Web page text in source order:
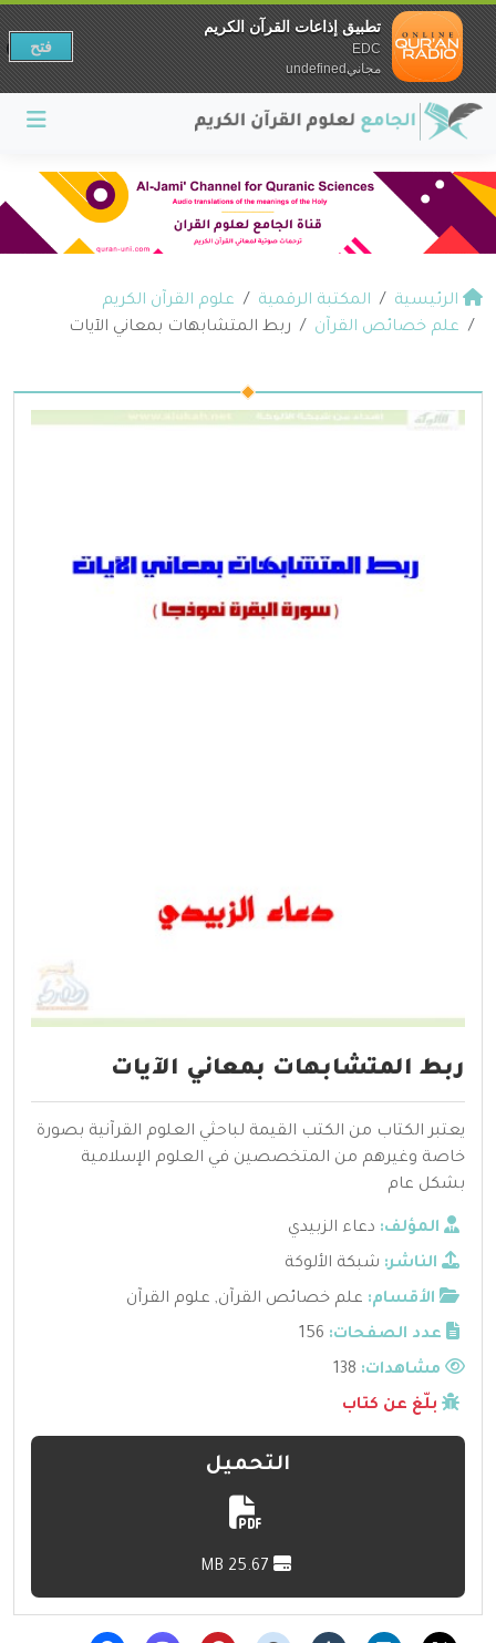
الرئيسية المكتبة الرقمية
علوم القرآن الكريم
علم خصائص القرآن
ربط المتشابهات بمعاني الآيات
ربط المتشابهات بمعاني الآيات
يعتبر الكتاب من الكتب القيمة لباحثي العلوم القرآنية بصورة
خاصة وغيرهم من المتخصصين في العلوم الإسلامية
بشكل عام
المؤلف: دعاء الزبيدي
الناشر: شبكة الألوكة
الأقسام: علم خصائص القرآن, علوم القرآن
عدد الصفحات: 156
مشاهدات:
بلّغ عن كتاب
التحميل
تطبيق إذاعات القرآن الكريم
EDC
مجانيundefined
فتح